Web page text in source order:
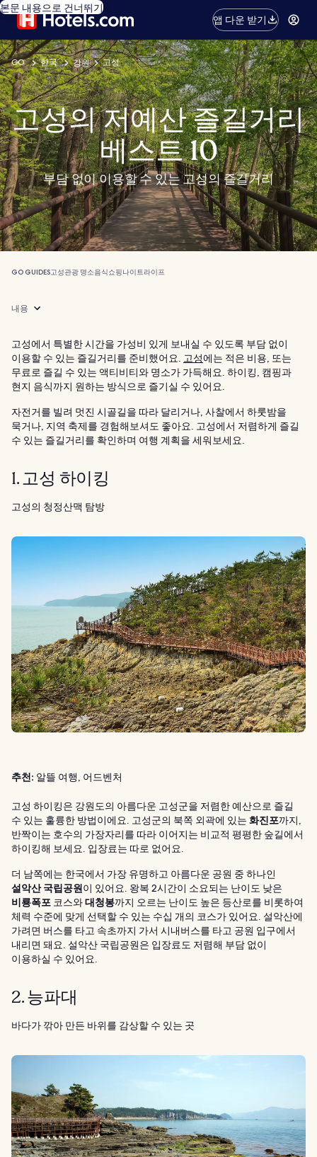
본문 내용으로 건너뛰기
앱 다운 받기
GO 한국 강원 고성
고성의 저예산 즐길거리
베스트 10
부담 없이 이용할 수 있는 고성의 즐길거리
GO GUIDES고성관광 명소음식쇼핑나이트라이프
내용
고성에서 특별한 시간을 가성비 있게 보내실 수 있도록 부담 없이
이용할 수 있는 즐길거리를 준비했어요.
고성에는 적은 비용, 또는
무료로 즐길 수 있는 액티비티와 명소가 가득해요. 하이킹, 캠핑과
현지 음식까지 원하는 방식으로 즐기실 수 있어요.
자전거를 빌려 멋진 시골길을 따라 달리거나, 사찰에서 하룻밤을
묵거나, 지역 축제를 경험해보셔도 좋아요. 고성에서 저렴하게 즐길
수 있는 즐길거리를 확인하며 여행 계획을 세워보세요.
1. 고성 하이킹
고성의 청정산맥 탐방
추천: 알뜰 여행, 어드벤처
고성 하이킹은 강원도의 아름다운 고성군을 저렴한 예산으로 즐길
수 있는 훌륭한 방법이에요. 고성군의 북쪽 외곽에 있는 화진포까지,
반짝이는 호수의 가장자리를 따라 이어지는 비교적 평평한 숲길에서
하이킹해 보세요. 입장료는 따로 없어요.
더 남쪽에는 한국에서 가장 유명하고 아름다운 공원 중 하나인
설악산 국립공원이 있어요. 왕복 2시간이 소요되는 난이도 낮은
비룡폭포 코스와대청봉까지 오르는 난이도 높은 등산로를 비롯하여
체력 수준에 맞게 선택할 수 있는 수십 개의 코스가 있어요. 설악산에
가려면 버스를 타고 속초까지 가서 시내버스를 타고 공원 입구에서
내리면 돼요. 설악산 국립공원은 입장료도 저렴해 부담 없이
이용하실 수 있어요.
2. 능파대
바다가 깎아 만든 바위를 감상할 수 있는 곳